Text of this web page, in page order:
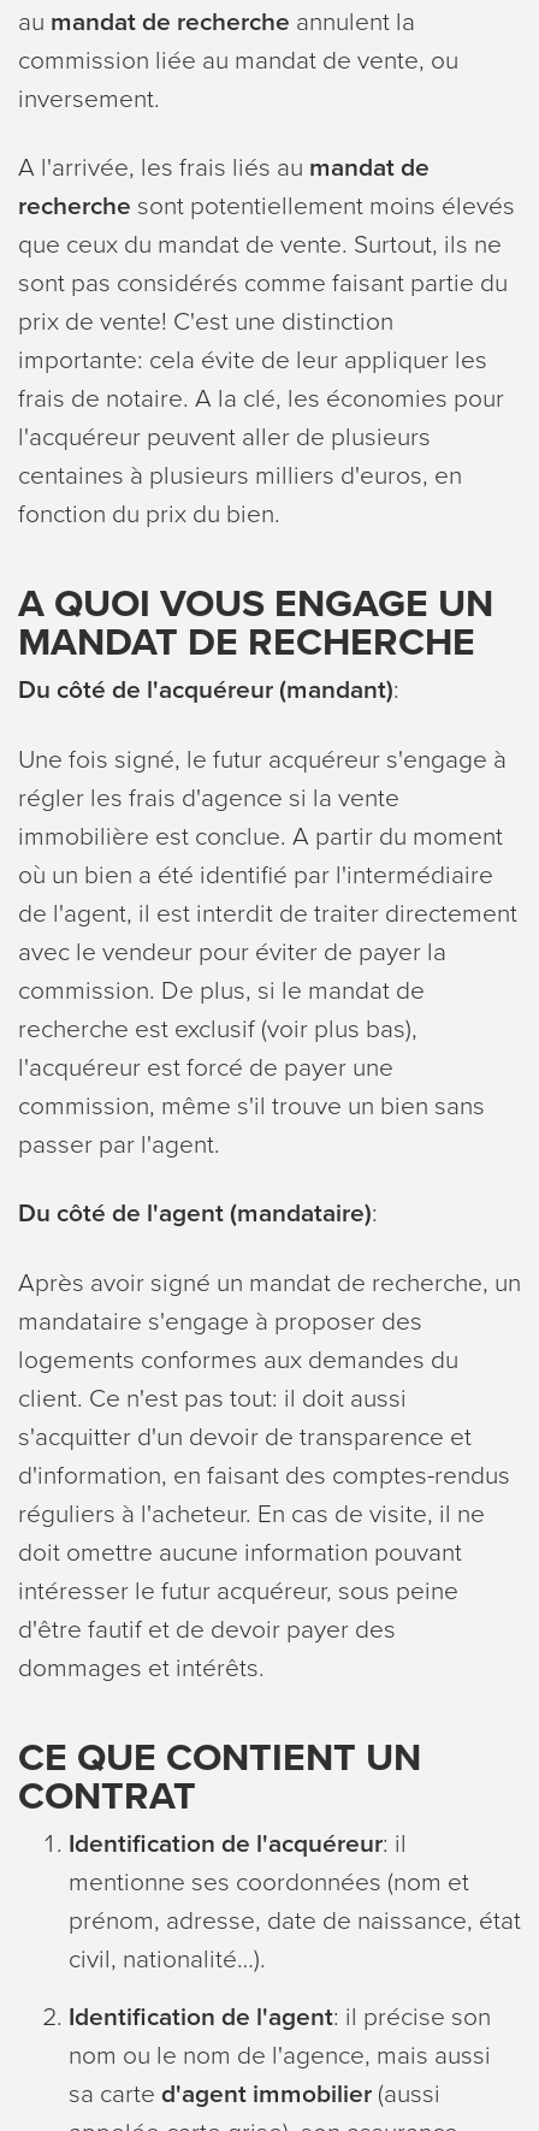
au mandat de recherche annulent la
commission liée au mandat de vente, ou
inversement.
A l'arrivée, les frais liés au mandat de
recherche sont potentiellement moins élevés
que ceux du mandat de vente. Surtout, ils ne
sont pas considérés comme faisant partie du
prix de vente! C'est une distinction
importante: cela évite de leur appliquer les
frais de notaire. A la clé, les économies pour
l'acquéreur peuvent aller de plusieurs
centaines à plusieurs milliers d'euros, en
fonction du prix du bien.
A QUOI VOUS ENGAGE UN
MANDAT DE RECHERCHE
Du côté de l'acquéreur (mandant):
Une fois signé, le futur acquéreur s'engage à
régler les frais d'agence si la vente
immobilière est conclue. A partir du moment
où un bien a été identifié par l'intermédiaire
de l'agent, il est interdit de traiter directement
avec le vendeur pour éviter de payer la
commission. De plus, si le mandat de
recherche est exclusif (voir plus bas),
l'acquéreur est forcé de payer une
commission, même s'il trouve un bien sans
passer par l'agent.
Du côté de l'agent (mandataire):
Après avoir signé un mandat de recherche, un
mandataire s'engage à proposer des
logements conformes aux demandes du
client. Ce n'est pas tout: il doit aussi
s'acquitter d'un devoir de transparence et
d'information, en faisant des comptes-rendus
réguliers à l'acheteur. En cas de visite, il ne
doit omettre aucune information pouvant
intéresser le futur acquéreur, sous peine
d'être fautif et de devoir payer des
dommages et intérêts.
CE QUE CONTIENT UN
CONTRAT
Identification de l'acquéreur: il
mentionne ses coordonnées (nom et
prénom, adresse, date de naissance, état
civil, nationalité…).
Identification de l'agent: il précise son
nom ou le nom de l'agence, mais aussi
sa carte d'agent immobilier (aussi